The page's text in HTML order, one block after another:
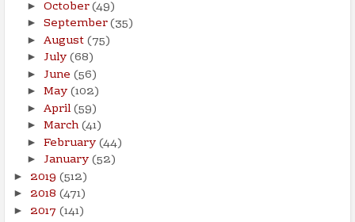
► October(49)
► September(35)
► August(75)
► July(68)
► June (56)
► May(102)
► April(59)
► March(41)
► February(44)
► January(52)
► 2019 (512)
► 2018 (471)
► 2017 (141)